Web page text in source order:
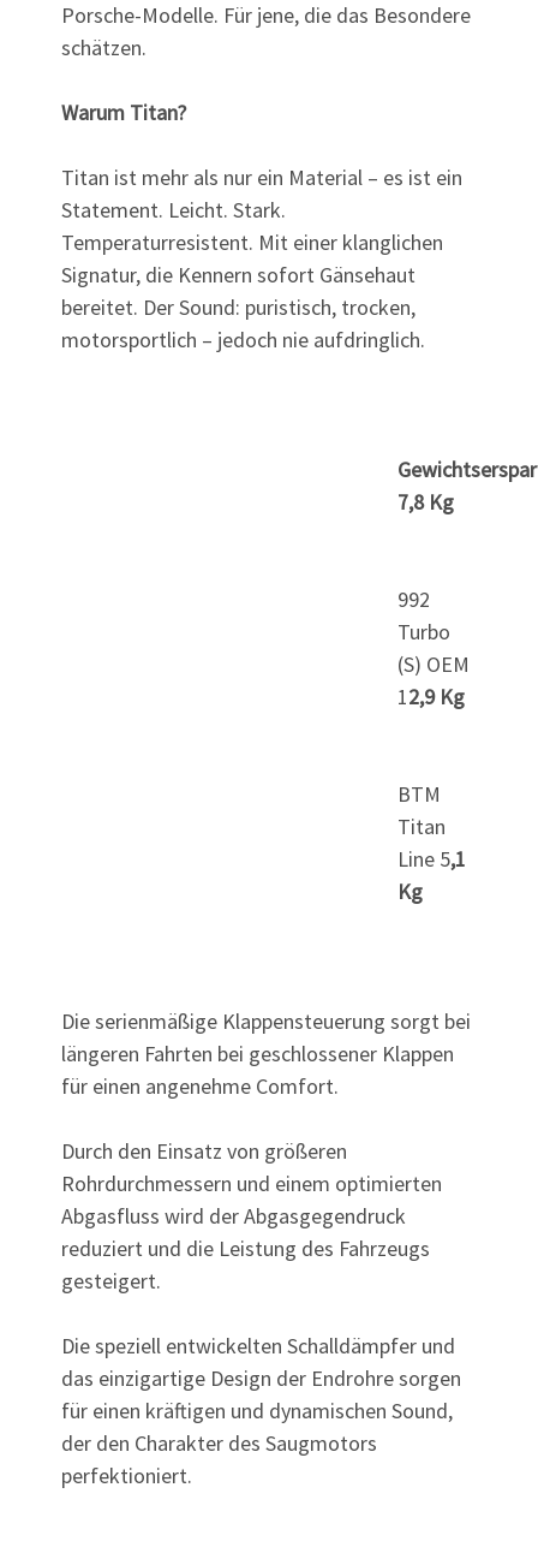
Porsche-Modelle. Für jene, die das Besondere
schätzen.
Warum Titan?
Titan ist mehr als nur ein Material – es ist ein
Statement. Leicht. Stark.
Temperaturresistent. Mit einer klanglichen
Signatur, die Kennern sofort Gänsehaut
bereitet. Der Sound: puristisch, trocken,
motorsportlich – jedoch nie aufdringlich.
7,8 Kg
992
Turbo
(S) OEM
12,9 Kg
BTM
Titan
Line 5,1
Kg
Die serienmäßige Klappensteuerung sorgt bei
längeren Fahrten bei geschlossener Klappen
für einen angenehme Comfort.
Durch den Einsatz von größeren
Rohrdurchmessern und einem optimierten
Abgasfluss wird der Abgasgegendruck
reduziert und die Leistung des Fahrzeugs
gesteigert.
Die speziell entwickelten Schalldämpfer und
das einzigartige Design der Endrohre sorgen
für einen kräftigen und dynamischen Sound,
der den Charakter des Saugmotors
perfektioniert.